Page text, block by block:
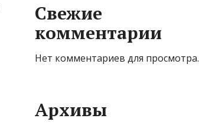
Свежие
комментарии
Нет комментариев для просмотра.
Архивы